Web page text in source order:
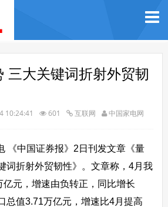
三大关键词折射外贸韧
10:24:41 601 互联网 中国家电网
《中国证券报》2日刊发文章《量
词折射外贸韧性》。文章称，4月我
亿元，增速由负转正，同比增长
总值3.71万亿元，增速比4月提高